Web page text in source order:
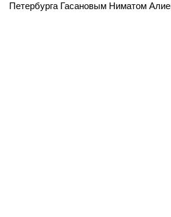
Петербурга Гасановым Ниматом